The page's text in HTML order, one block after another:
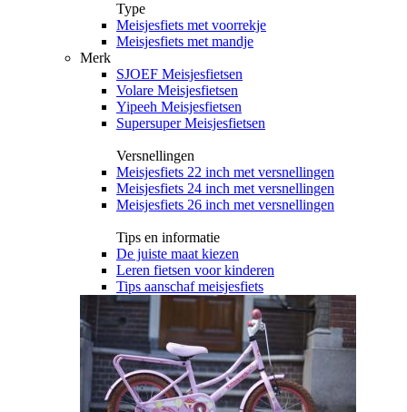
Type
Meisjesfiets met voorrekje
Meisjesfiets met mandje
Merk
SJOEF Meisjesfietsen
Volare Meisjesfietsen
Yipeeh Meisjesfietsen
Supersuper Meisjesfietsen
Versnellingen
Meisjesfiets 22 inch met versnellingen
Meisjesfiets 24 inch met versnellingen
Meisjesfiets 26 inch met versnellingen
Tips en informatie
De juiste maat kiezen
Leren fietsen voor kinderen
Tips aanschaf meisjesfiets